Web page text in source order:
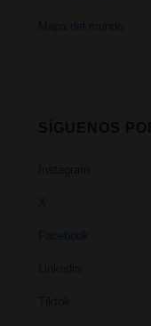
Mapa del mundo
Instagram
X
Facebook
Linkedin
Tiktok